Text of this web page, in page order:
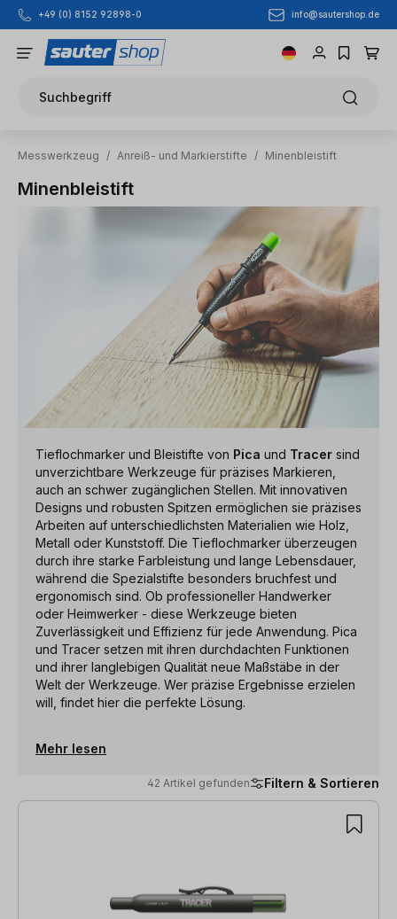
Zum Hauptinhalt springen
+49 (0) 8152 92898-0 info@sautershop.de
Suchbegriff
Messwerkzeug / Anreiß- und Markierstifte / Minenbleistift
Minenbleistift
Tieflochmarker und Bleistifte von Pica und Tracer sind
unverzichtbare Werkzeuge für präzises Markieren,
auch an schwer zugänglichen Stellen. Mit innovativen
Designs und robusten Spitzen ermöglichen sie präzises
Arbeiten auf unterschiedlichsten Materialien wie Holz,
Metall oder Kunststoff. Die Tieflochmarker überzeugen
durch ihre starke Farbleistung und lange Lebensdauer,
während die Spezialstifte besonders bruchfest und
ergonomisch sind. Ob professioneller Handwerker
oder Heimwerker - diese Werkzeuge bieten
Zuverlässigkeit und Effizienz für jede Anwendung. Pica
und Tracer setzen mit ihren durchdachten Funktionen
und ihrer langlebigen Qualität neue Maßstäbe in der
Welt der Werkzeuge. Wer präzise Ergebnisse erzielen
will, findet hier die perfekte Lösung.
Mehr lesen
42 Artikel gefunden Filtern & Sortieren
42 Artikel gefunden